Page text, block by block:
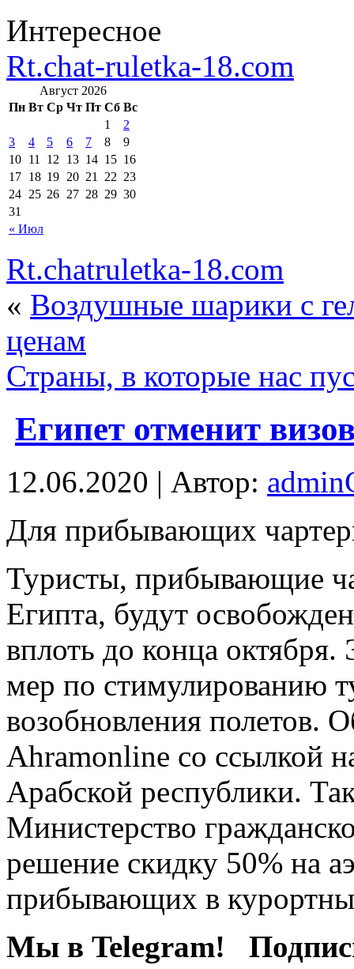
Интересное
Rt.chat-ruletka-18.com
Август 2026
Пн Вт Ср Чт Пт Сб Вс
« Июл
1
2
3
4 5 6 7 8
9
10 11 12 13 14 15 16
17 18 19 20 21 22 23
24 25 26 27 28 29 30
31
Rt.chatruletka-18.com
« Воздушные шарики с
ценам
Страны, в которые нас
Египет отменит
12.06.2020 | Автор:
Для прибывaющиx
Туристы, прибывающие
Египта, будут
вплоть до конца
мер по стимулированию
возобновления полетов.
Ahramonline cо ссылкой
Арабской республики.
Министерство
решение скидку 50% на
прибывающих в
Мы в Telegram!